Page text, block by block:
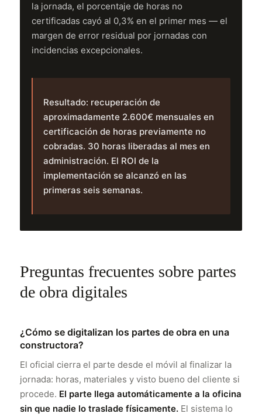
la jornada, el porcentaje de horas no
certificadas cayó al 0,3% en el primer mes — el
margen de error residual por jornadas con
incidencias excepcionales.
Resultado: recuperación de
aproximadamente 2.600€ mensuales en
certificación de horas previamente no
cobradas. 30 horas liberadas al mes en
administración. El ROI de la
implementación se alcanzó en las
primeras seis semanas.
Preguntas frecuentes sobre partes
de obra digitales
¿Cómo se digitalizan los partes de obra en una
constructora?
El oficial cierra el parte desde el móvil al finalizar la
jornada: horas, materiales y visto bueno del cliente si
procede. El parte llega automáticamente a la oficina
sin que nadie lo traslade físicamente. El sistema lo